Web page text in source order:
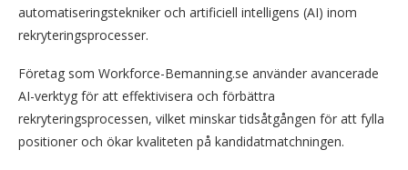
automatiseringstekniker och artificiell intelligens (AI) inom
rekryteringsprocesser.
Företag som Workforce-Bemanning.se använder avancerade
AI-verktyg för att effektivisera och förbättra
rekryteringsprocessen, vilket minskar tidsåtgången för att fylla
positioner och ökar kvaliteten på kandidatmatchningen.